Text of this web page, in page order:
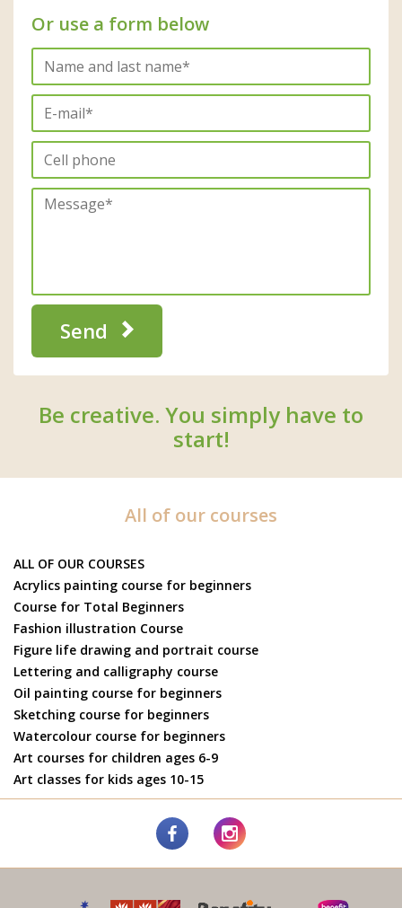
Or use a form below
Send
Be creative. You simply have to
start!
All of our courses
ALL OF OUR COURSES
Acrylics painting course for beginners
Course for Total Beginners
Fashion illustration Course
Figure life drawing and portrait course
Lettering and calligraphy course
Oil painting course for beginners
Sketching course for beginners
Watercolour course for beginners
Art courses for children ages 6-9
Art classes for kids ages 10-15